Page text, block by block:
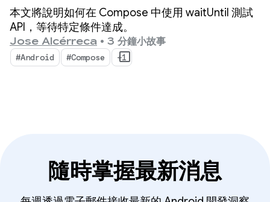
API (更新)
本文將說明如何在 Compose 中使用 waitUntil 測試
API，等待特定條件達成。
Jose Alcérreca • 3 分鐘小故事
#Android #Compose +1
隨時掌握最新消息